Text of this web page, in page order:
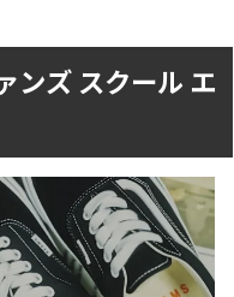
ンズ スクール エ